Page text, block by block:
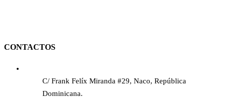
CONTACTOS
C/ Frank Felíx Miranda #29, Naco, República
Dominicana.